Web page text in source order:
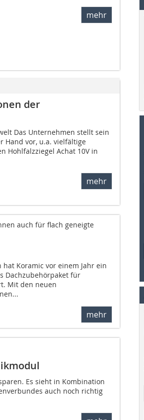
mehr
der
Das Unternehmen stellt sein
Hand vor, u.a. vielfältige
Hohlfalzziegel Achat 10V in
mehr
auch für flach geneigte
Koramic vor einem Jahr ein
Dachzubehörpaket für
Mit den neuen
mehr
Es sieht in Kombination
auch noch richtig